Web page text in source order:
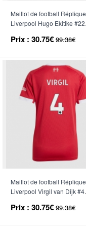
Maillot de football Réplique
Liverpool Hugo Ekitike #22
Manche Courte
Prix : 30.75€ 99.38€
Maillot de football Réplique
Liverpool Virgil van Dijk #4
Manche Courte
Prix : 30.75€ 99.38€